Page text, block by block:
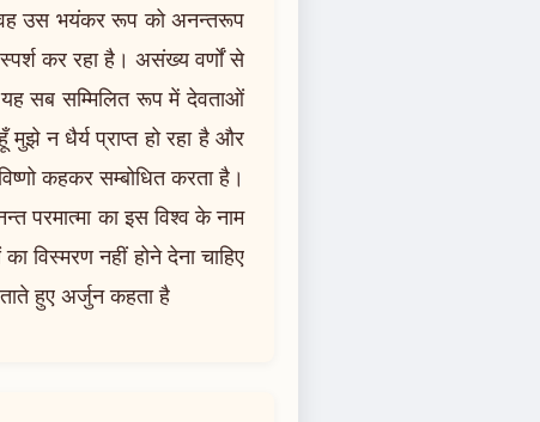
वह उस भयंकर रूप को अनन्तरूप
कर रहा है। असंख्य वर्णों से
सब सम्मिलित रूप में देवताओं
न धैर्य प्राप्त हो रहा है और
कहकर सम्बोधित करता है।
परमात्मा का इस विश्व के नाम
विस्मरण नहीं होने देना चाहिए
हुए अर्जुन कहता है